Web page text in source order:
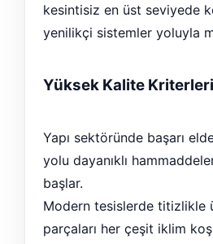
kesintisiz en üst seviyede
yenilikçi sistemler yoluyla
Yüksek Kalite Kriterleri
Yapı sektöründe başarı
yolu dayanıklı
başlar.
Modern tesislerde titizlikle
parçaları her çeşit iklim